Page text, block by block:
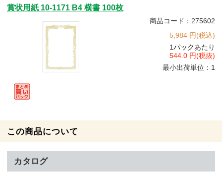
賞状用紙 10-1171 B4 横書 100枚
商品コード：275602
5,984 円(税込)
1パックあたり
544.0 円(税抜)
最小出荷単位：1
この商品について
カタログ